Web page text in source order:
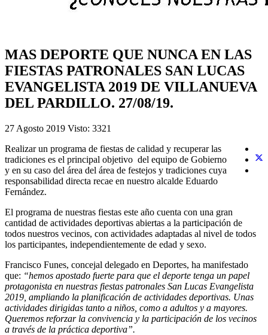
MAS DEPORTE QUE NUNCA EN LAS
FIESTAS PATRONALES SAN LUCAS
EVANGELISTA 2019 DE VILLANUEVA
DEL PARDILLO. 27/08/19.
27 Agosto 2019 Visto: 3321
Realizar un programa de fiestas de calidad y recuperar las
tradiciones es el principal objetivo del equipo de Gobierno
y en su caso del área del área de festejos y tradiciones cuya
responsabilidad directa recae en nuestro alcalde Eduardo
Fernández.
El programa de nuestras fiestas este año cuenta con una gran
cantidad de actividades deportivas abiertas a la participación de
todos nuestros vecinos, con actividades adaptadas al nivel de todos
los participantes, independientemente de edad y sexo.
Francisco Funes, concejal delegado en Deportes, ha manifestado
que: “hemos apostado fuerte para que el deporte tenga un papel
protagonista en nuestras fiestas patronales San Lucas Evangelista
2019, ampliando la planificación de actividades deportivas. Unas
actividades dirigidas tanto a niños, como a adultos y a mayores.
Queremos reforzar la convivencia y la participación de los vecinos
a través de la práctica deportiva”.